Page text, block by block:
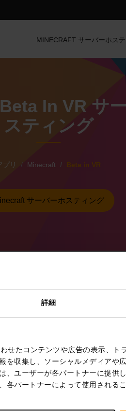
詳細
せたコンテンツや広告の表示、ト
を収集し、ソーシャルメディアや
、ユーザーが各パートナーに提供
パートナーによって使用されるこ
MINECRAFT サーバーホス
In VR サ
スティング
プリ Minecraft Beta in VR
サーバーホスティング
Minecraft Beta
から a
選択 → ゲームサーバー → ゲー
サーバー上で楽しくプレイして